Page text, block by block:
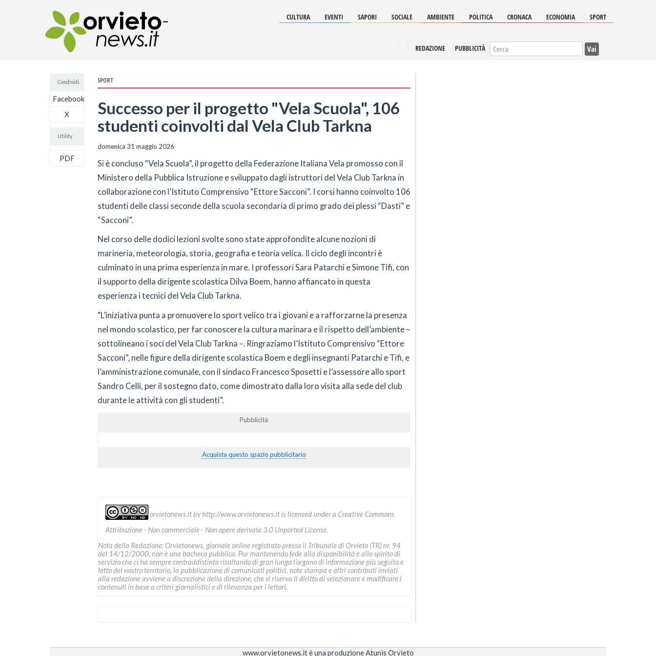
- CULTURA EVENTI SAPORI SOCIALE AMBIENTE POLITICA CRONACA ECONOMIA SPORT
REDAZIONE PUBBLICITÀ Vai
Condividi.
Facebook
X
Utility
PDF
SPORT
Successo per il progetto "Vela Scuola", 106
studenti coinvolti dal Vela Club Tarkna
domenica 31 maggio 2026
Si è concluso “Vela Scuola”, il progetto della Federazione Italiana Vela promosso con il
Ministero della Pubblica Istruzione e sviluppato dagli istruttori del Vela Club Tarkna in
collaborazione con l’Istituto Comprensivo “Ettore Sacconi”. I corsi hanno coinvolto 106
studenti delle classi seconde della scuola secondaria di primo grado dei plessi “Dasti” e
“Sacconi”.
Nel corso delle dodici lezioni svolte sono state approfondite alcune nozioni di
marineria, meteorologia, storia, geografia e teoria velica. Il ciclo degli incontri è
culminato in una prima esperienza in mare. I professori Sara Patarchi e Simone Tifi, con
il supporto della dirigente scolastica Dilva Boem, hanno affiancato in questa
esperienza i tecnici del Vela Club Tarkna.
"L’iniziativa punta a promuovere lo sport velico tra i giovani e a rafforzarne la presenza
nel mondo scolastico, per far conoscere la cultura marinara e il rispetto dell’ambiente –
sottolineano i soci del Vela Club Tarkna –. Ringraziamo l’Istituto Comprensivo “Ettore
Sacconi”, nelle figure della dirigente scolastica Boem e degli insegnanti Patarchi e Tifi, e
l’amministrazione comunale, con il sindaco Francesco Sposetti e l’assessore allo sport
Sandro Celli, per il sostegno dato, come dimostrato dalla loro visita alla sede del club
durante le attività con gli studenti”.
Pubblicità
Acquista questo spazio pubblicitario
orvietonews.itby http://www.orvietonews.itis licensed under a Creative Commons
Attribuzione - Non commerciale - Non opere derivate 3.0 Unported License.
Nota della Redazione: Orvietonews, giornale online registrato presso il Tribunale di Orvieto (TR) nr. 94
del 14/12/2000, non è una bacheca pubblica. Pur mantenendo fede alla disponibilità e allo spirito di
servizio che ci ha sempre contraddistinto risultando di gran lunga l’organo di informazione più seguito e
letto del nostro territorio, la pubblicazione di comunicati politici, note stampa e altri contributi inviati
alla redazione avviene a discrezione della direzione, che si riserva il diritto di selezionare e modificare i
contenuti in base a criteri giornalistici e di rilevanza per i lettori.
www.orvietonews.it è una produzioneAtunis Orvieto